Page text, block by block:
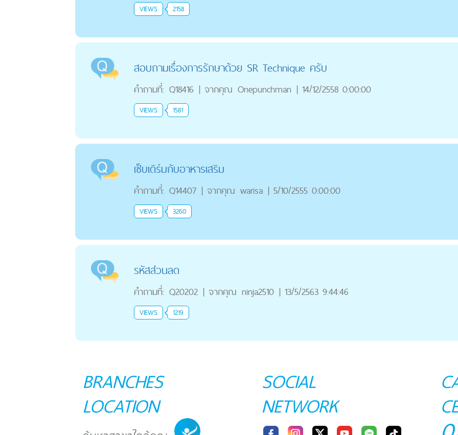
VIEWS 2158
สอบถามเรื่องการรักษาด้วย SR Technique ครับ
คำถามที่: Q18416 | จากคุณ Onepunchman | 14/12/2558 0:00:00
VIEWS 1581
เซ็บเดิร์มกับอาหารเสริม
คำถามที่: Q14407 | จากคุณ warisa | 5/10/2555 0:00:00
VIEWS 3260
รหัสส่วนลด
คำถามที่: Q20202 | จากคุณ ninja2510 | 13/5/2563 9:44:46
VIEWS 1219
BRANCHES
LOCATION
SOCIAL
NETWORK